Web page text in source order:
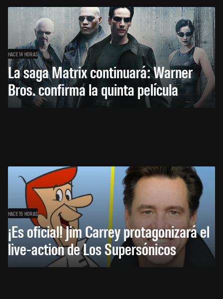
HACE 14 HORAS
La saga Matrix continuará: Warner
Bros. confirma la quinta película
HACE 15 HORAS
¡Es oficial! Jim Carrey protagonizará el
live-action de Los Supersónicos